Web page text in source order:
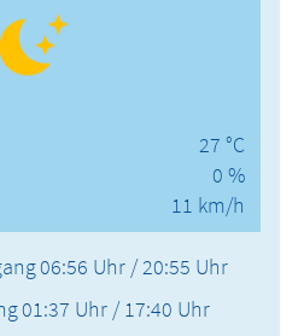
27 °C
0 %
11 km/h
06:56 Uhr / 20:55 Uhr
01:37 Uhr / 17:40 Uhr